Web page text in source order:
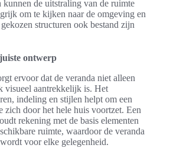
de uitstraling van de ruimte
om te kijken naar de omgeving en
structuren ook bestand zijn
ontwerp
ervoor dat de veranda niet alleen
visueel aantrekkelijk is. Het
indeling en stijlen helpt om een
zich door het hele huis voortzet. Een
rekening met de basis elementen
ruimte, waardoor de veranda
voor elke gelegenheid.